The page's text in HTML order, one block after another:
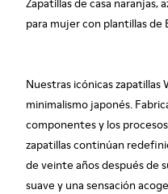
Zapatillas de casa naranjas,
para mujer con plantillas de
Nuestras icónicas zapatillas
minimalismo japonés.
componentes y los
zapatillas continúan
de veinte años después de
suave y una sensación